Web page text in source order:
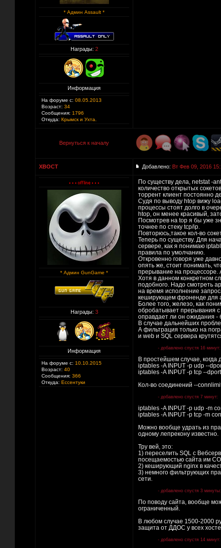
* Админ Assault *
Награды: 2
Информация
На форуме с: 08.05.2013
Возраст: 34
Сообщения: 1796
Откуда: Крымск и Ухта.
Вернуться к началу
XBOCT Добавлено: Вт Фев 09, 2016
* Админ GunGame *
Награды: 3
Информация
На форуме с: 10.10.2015
Возраст: 40
Сообщения: 366
Откуда: Ессентуки
По существу дела, netstat -
количество открытых
торрент клиент постоянно
Судя по выводу htop вижу
процессы стоят долго в
htop, он менее красивый,
Посмотрев на top я бы уже
точнее по стеку tcp/ip.
Повторюсь,такое кол-во
Теперь по существу. Для
сервере, как я понимаю
правила по умолчанию.
Откровенно говоря уже
опять же, стоит понимать,
прерывание на процессоре.
Хотя в данном конкретном
подобного. Надо смотреть
на время исполнение
кеширующем фроненде для
Более того, железо, как
обробатывает прерывания с
оправдает ли он ожидания -
В случае дальнейших
А фильтрация только на
и web и SQL сервера
- добавлено спустя 16 минут:
В простейшем случае, когда
iptables -A INPUT -p udp --
iptables -A INPUT -p tcp --
Кол-во соединений --
- добавлено спустя 7 минут:
iptables -A INPUT -p udp -m
iptables -A INPUT -p tcp -m
Можно вообще удрать из
одному лепрекону известно.
Тру вей, это:
1) переселить SQL с
посещаемостью сайта им
2) кеширующий nginx в
3) немного фильтрующих
сети.
- добавлено спустя 3 минуты:
По поводу сайта, вообще
ограниченный.
В любом случае 1500-2000
защита от ДДОС у всех
- добавлено спустя 14 минут: